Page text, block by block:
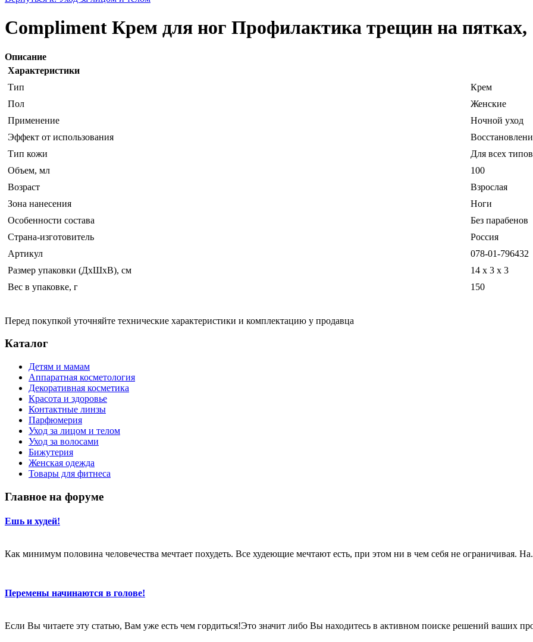
Compliment Крем для ног Профилактика трещин на пятках,
Описание
Характеристики
Тип
Крем
Пол
Женские
Применение
Ночной уход
Эффект от использования
Тип кожи
Для всех
Объем, мл
100
Возраст
Взрослая
Зона нанесения
Ноги
Особенности состава
Без парабенов
Страна-изготовитель
Россия
Артикул
078-01-796432
Размер упаковки (ДхШхВ), см
14 x 3 x 3
Вес в упаковке, г
150
Перед покупкой уточняйте технические характеристики и комплектацию у продавца
Каталог
Детям и мамам
Аппаратная косметология
Декоративная косметика
Красота и здоровье
Контактные линзы
Парфюмерия
Уход за лицом и телом
Уход за волосами
Бижутерия
Женская одежда
Товары для фитнеса
Главное на форуме
Ешь и худей!
Как минимум половина человечества мечтает похудеть. Все худеющие мечтают есть, при этом ни в чем себя не ограничивая.
Перемены начинаются в голове!
Если Вы читаете эту статью, Вам уже есть чем гордиться!Это значит либо Вы находитесь в активном поиске решений ваших